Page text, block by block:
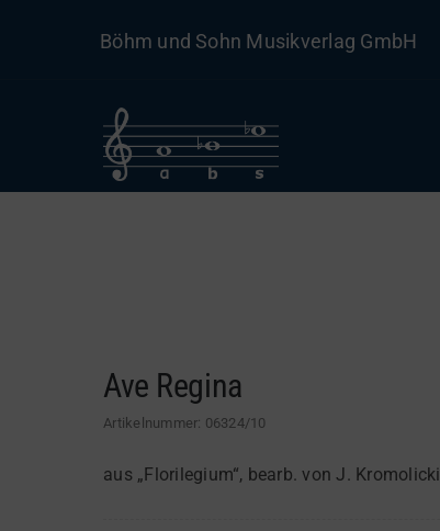
Böhm und Sohn Musikverlag GmbH
Ave Regina
Artikelnummer: 06324/10
aus „Florilegium“, bearb. von J. Kromolicki